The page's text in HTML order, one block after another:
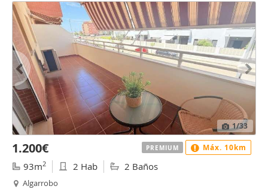
1/33
1.200€
93m2 2 Hab 2 Baños
Algarrobo
PREMIUM Máx. 10km